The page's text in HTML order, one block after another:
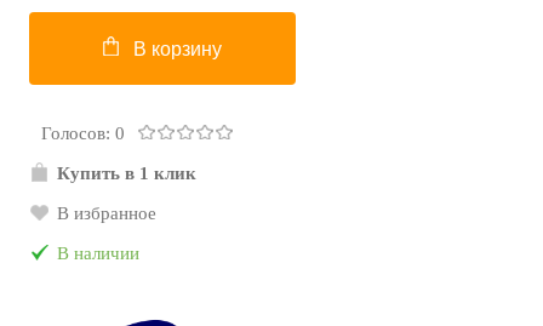
В корзину
Голосов: 0
Купить в 1 клик
В избранное
В наличии